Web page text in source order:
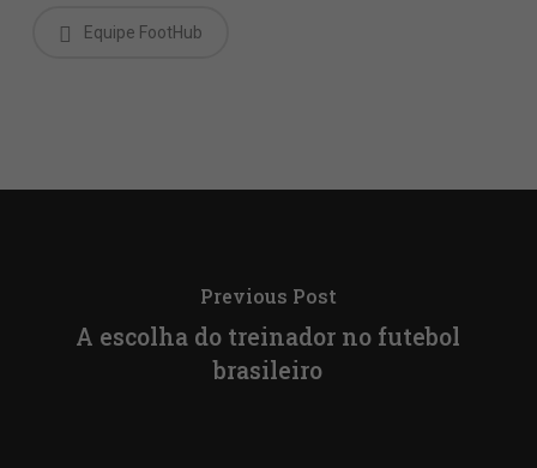
Equipe FootHub
Previous Post
A escolha do treinador no futebol
brasileiro